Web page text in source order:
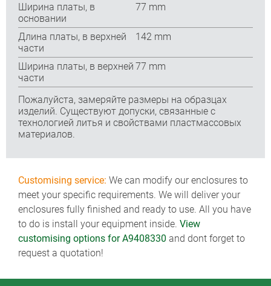
Ширина платы, в
основании
77 mm
Длина платы, в верхней
части
142 mm
Ширина платы, в верхней
части
77 mm
Пожалуйста, замеряйте размеры на образцах
изделий. Существуют допуски, связанные с
технологией литья и свойствами пластмассовых
материалов.
Customising service: We can modify our enclosures to
meet your specific requirements. We will deliver your
enclosures fully finished and ready to use. All you have
to do is install your equipment inside. View
customising options for A9408330 and dont forget to
request a quotation!